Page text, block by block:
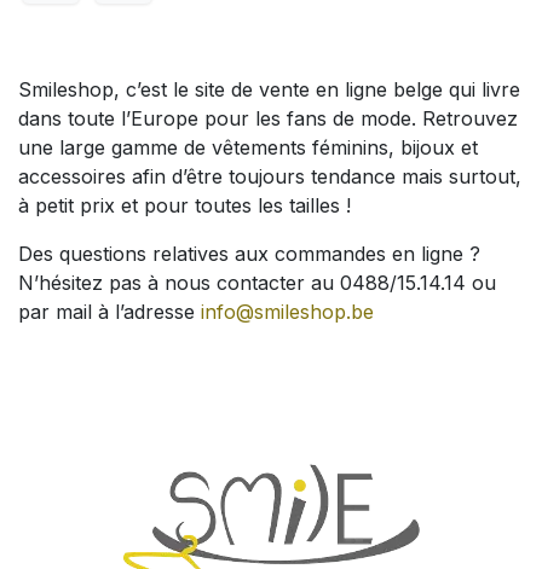
Smileshop, c’est le site de vente en ligne belge qui livre
dans toute l’Europe pour les fans de mode. Retrouvez
une large gamme de vêtements féminins, bijoux et
accessoires afin d’être toujours tendance mais surtout,
à petit prix et pour toutes les tailles !
Des questions relatives aux commandes en ligne ?
N’hésitez pas à nous contacter au 0488/15.14.14 ou
par mail à l’adresse info@smileshop.be